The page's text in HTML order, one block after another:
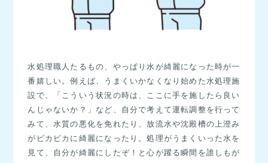
水処理職人たるもの、やっぱり水が綺麗になった時が一
番嬉しい。例えば、うまくいかなくなり始めた水処理施
設で、「こういう状況の時は、ここに手を施したら良い
んじゃないか？」など、自分で考えて運転調整を行って
みて、水質の悪化を免れたり、放流水や沈殿槽の上澄み
がピカピカに綺麗になったり。処理がうまくいった水を
見て、自分が綺麗にしたぞ！と心が躍る瞬間を誰しもが